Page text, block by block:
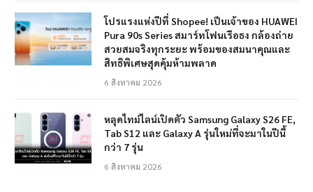
โปรแรงแห่งปีที่ Shopee! เป็นเจ้าของ HUAWEI
Pura 90s Series สมาร์ทโฟนเรือธง กล้องถ่าย
สวยสมจริงทุกระยะ พร้อมของสมนาคุณและ
สิทธิพิเศษสุดคุ้มห้ามพลาด
6 สิงหาคม 2026
หลุดไทม์ไลน์เปิดตัว Samsung Galaxy S26 FE,
Tab S12 และ Galaxy A รุ่นใหม่ที่จะมาในปีนี้
กว่า 7 รุ่น
6 สิงหาคม 2026